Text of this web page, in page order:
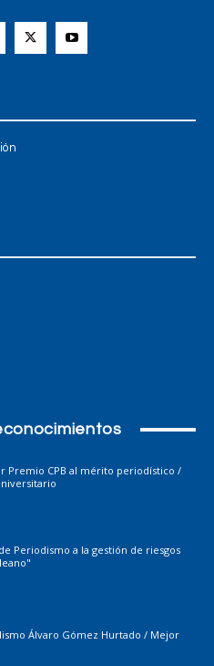
Premio CPB al mérito periodístico /
Periodismo a la gestión de riesgos
Álvaro Gómez Hurtado / Mejor